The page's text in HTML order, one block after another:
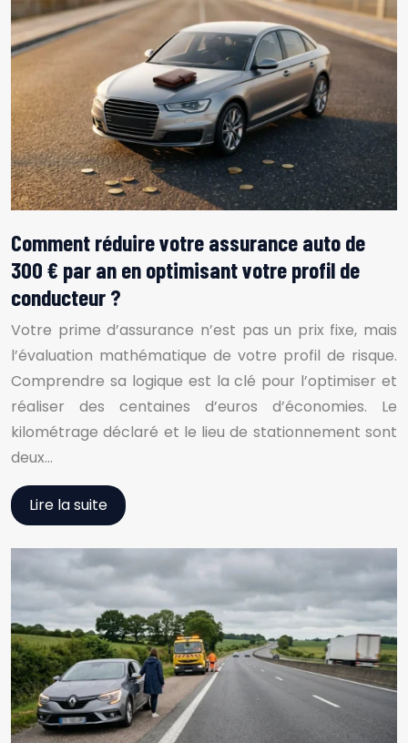
Comment réduire votre assurance auto de
300 € par an en optimisant votre profil de
conducteur ?
Votre prime d’assurance n’est pas un prix fixe, mais
l’évaluation mathématique de votre profil de risque.
Comprendre sa logique est la clé pour l’optimiser et
réaliser des centaines d’euros d’économies. Le
kilométrage déclaré et le lieu de stationnement sont
deux…
Lire la suite